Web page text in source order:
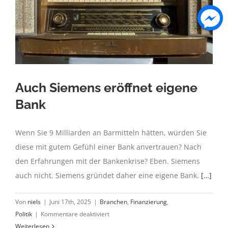
Auch Siemens eröffnet eigene
Bank
Wenn Sie 9 Milliarden an Barmitteln hätten, würden Sie
diese mit gutem Gefühl einer Bank anvertrauen? Nach
den Erfahrungen mit der Bankenkrise? Eben. Siemens
auch nicht. Siemens gründet daher eine eigene Bank. […]
Von niels | Juni 17th, 2025 | Branchen, Finanzierung,
Politik | Kommentare deaktiviertfür